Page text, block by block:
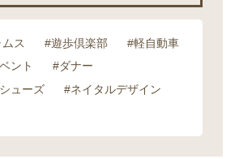
ス #遊歩倶楽部
#軽自動車
ント
#ダナー
ューズ
#ネイタルデザイン